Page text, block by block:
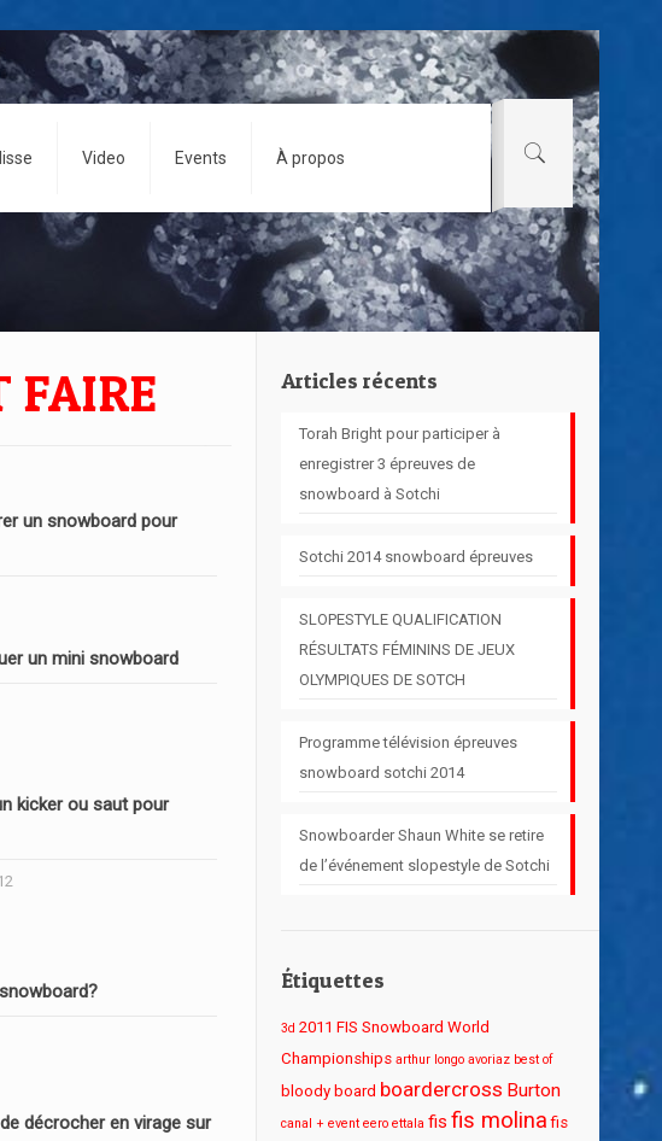
Video Events À propos
FAIRE
un snowboard pour
un mini snowboard
kicker ou saut pour
décrocher en virage sur
Articles récents
Torah Bright pour participer à
enregistrer 3 épreuves de
snowboard à Sotchi
Sotchi 2014 snowboard épreuves
SLOPESTYLE QUALIFICATION
RÉSULTATS FÉMININS DE JEUX
OLYMPIQUES DE SOTCH
Programme télévision épreuves
snowboard sotchi 2014
Snowboarder Shaun White se retire
de l’événement slopestyle de Sotchi
Étiquettes
3d 2011 FIS Snowboard World
Championships arthur longo avoriaz best of
bloody board boardercross Burton
canal + event eero ettala fis fis molina fis